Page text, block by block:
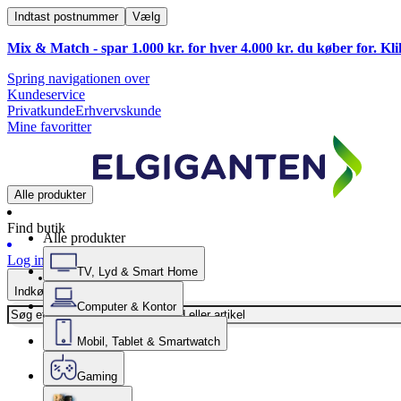
Indtast postnummer Vælg
Mix & Match - spar 1.000 kr. for hver 4.000 kr. du køber for.
Spring navigationen over
Kundeservice
PrivatkundeErhvervskunde
Mine favoritter
Alle produkter
Find butik
Log ind
Indkøbskurv
Alle produkter
TV, Lyd & Smart Home
Computer & Kontor
Mobil, Tablet & Smartwatch
Gaming